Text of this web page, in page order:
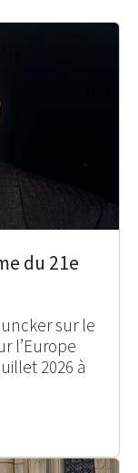
du 21e
sur le
l’Europe
2026 à